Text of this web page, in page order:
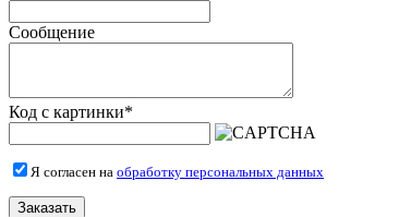
Сообщение
Код с картинки*
Я согласен на обработку персональных данных
Заказать